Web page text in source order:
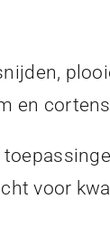
en
voor